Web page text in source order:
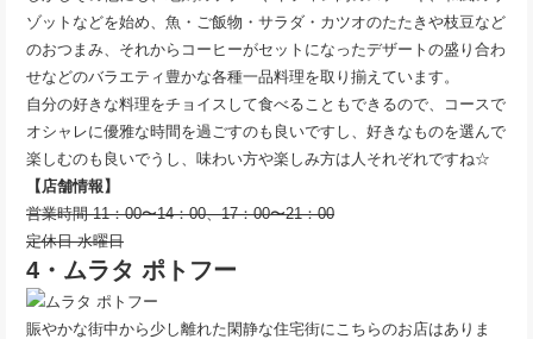
ゾットなどを始め、魚・ご飯物・サラダ・カツオのたたきや枝豆など
のおつまみ、それからコーヒーがセットになったデザートの盛り合わ
せなどのバラエティ豊かな各種一品料理を取り揃えています。
自分の好きな料理をチョイスして食べることもできるので、コースで
オシャレに優雅な時間を過ごすのも良いですし、好きなものを選んで
楽しむのも良いでうし、味わい方や楽しみ方は人それぞれですね☆
【店舗情報】
営業時間 11：00〜14：00、17：00〜21：00
定休日 水曜日
4・ムラタ ポトフー
賑やかな街中から少し離れた閑静な住宅街にこちらのお店はありま